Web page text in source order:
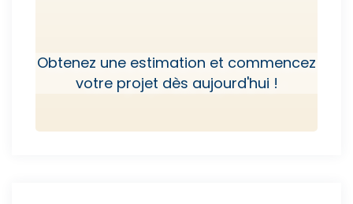
Obtenez une estimation et commencez
votre projet dès aujourd'hui !